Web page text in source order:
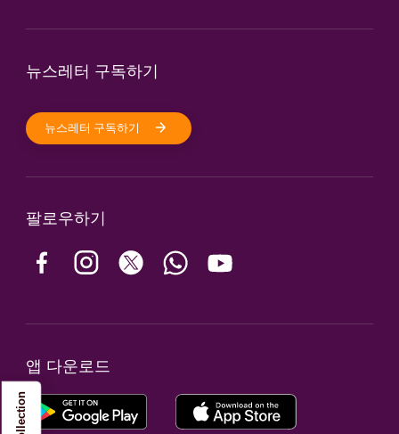
뉴스레터 구독하기
뉴스레터 구독하기
팔로우하기
앱 다운로드